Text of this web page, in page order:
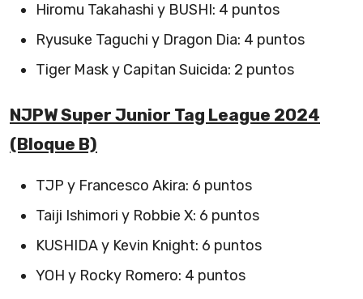
Hiromu Takahashi y BUSHI: 4 puntos
Ryusuke Taguchi y Dragon Dia: 4 puntos
Tiger Mask y Capitan Suicida: 2 puntos
NJPW Super Junior Tag League 2024
(Bloque B)
TJP y Francesco Akira: 6 puntos
Taiji Ishimori y Robbie X: 6 puntos
KUSHIDA y Kevin Knight: 6 puntos
YOH y Rocky Romero: 4 puntos